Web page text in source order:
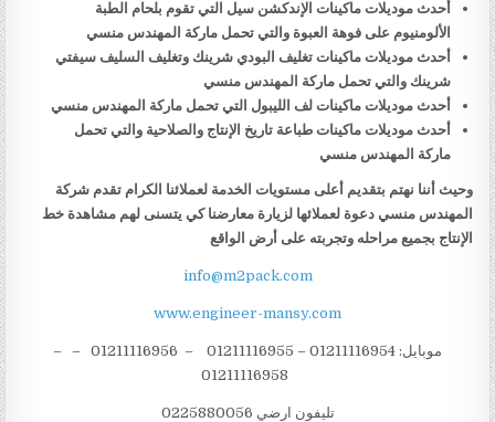
أحدث موديلات ماكينات الإندكشن سيل التي تقوم بلحام الطبة
الألومنيوم على فوهة العبوة والتي تحمل ماركة المهندس منسي
أحدث موديلات ماكينات تغليف البودي شرينك وتغليف السليف سيفتي
شرينك والتي تحمل ماركة المهندس منسي
أحدث موديلات ماكينات لف الليبول التي تحمل ماركة المهندس منسي
أحدث موديلات ماكينات طباعة تاريخ الإنتاج والصلاحية والتي تحمل
ماركة المهندس منسي
وحيث أننا نهتم بتقديم أعلى مستويات الخدمة لعملائنا الكرام تقدم شركة
المهندس منسي دعوة لعملائها لزيارة معارضنا كي يتسنى لهم مشاهدة خط
الإنتاج بجميع مراحله وتجربته على أرض الواقع
info@m2pack.com
www.engineer-mansy.com
موبايل: 01211116954 – 01211116955 – 01211116956 – –
تليفون ارضي 0225880056